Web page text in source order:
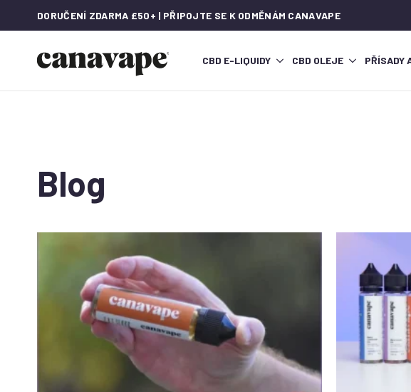
DORUČENÍ ZDARMA £50+ | PŘIPOJTE SE K ODMĚNÁM CANAVAPE
CBD E-LIQUIDY CBD OLEJE PŘÍSADY
Blog